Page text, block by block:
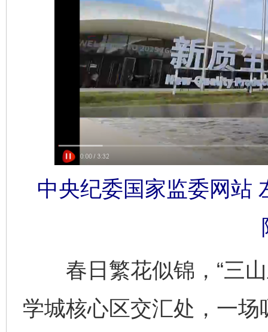
中央纪委国家监委网站
春日繁花似锦，“三山
学城核心区交汇处，一